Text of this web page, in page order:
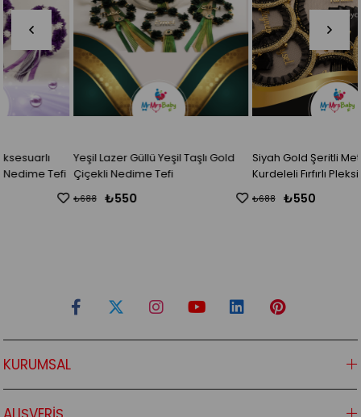
Yeşil Lazer Güllü Yeşil Taşlı Gold
Çiçekli Nedime Tefi
₺550
Siyah Gold Şeritli Metal Kelebekli
Kurdeleli Fırfırlı Pleksi İsimli
Nedime Tefi
₺550
KURUMSAL